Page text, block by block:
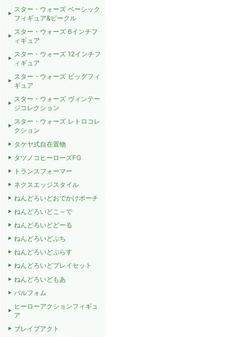
スター・ウォーズ ベーシック
フィギュア&ビークル
スター・ウォーズ 6インチフ
ィギュア
スター・ウォーズ 12インチフ
ィギュア
スター・ウォーズ ビッグフィ
ギュア
スター・ウォーズ ヴィンテー
ジコレクション
スター・ウォーズ レトロコレ
クション
タケヤ式自在置物
タツノコヒーローズFG
トランスフォーマー
ネクスエッジスタイル
ねんどろいどおでかけポーチ
ねんどろいどこ～で
ねんどろいどどーる
ねんどろいどぷち
ねんどろいどぷらす
ねんどろいどプレイセット
ねんどろいどもあ
パルフォム
ヒーローアクションフィギュ
ア
ブレイブアクト